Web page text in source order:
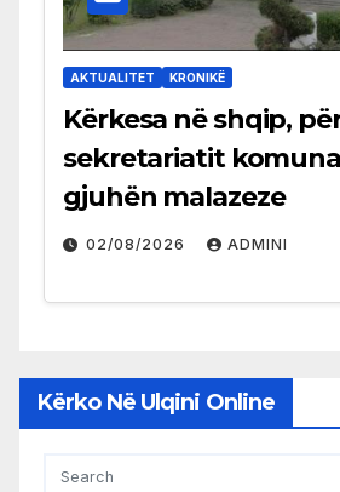
AKTUALITET KRONIKË
Kërkesa në shqip,
sekretariatit
gjuhën malazeze
02/08/2026 ADMINI
Kërko Në Ulqini Online